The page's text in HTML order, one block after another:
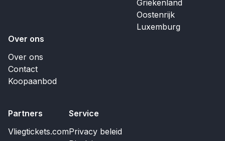
Griekenland
Oostenrijk
Luxemburg
Over ons
Over ons
Contact
Koopaanbod
Partners
Vliegtickets.com
Service
Privacy beleid